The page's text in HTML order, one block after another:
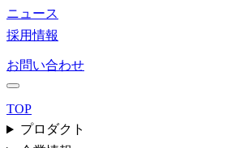
ニュース
採用情報
お問い合わせ
TOP
プロダクト